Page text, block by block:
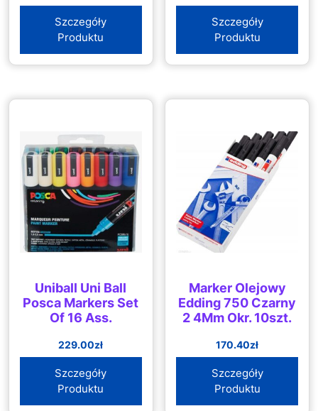
Szczegóły
Produktu
Szczegóły
Produktu
Uniball Uni Ball
Posca Markers Set
Of 16 Ass.
229.00zł
Szczegóły
Produktu
Marker Olejowy
Edding 750 Czarny
2 4Mm Okr. 10szt.
170.40zł
Szczegóły
Produktu